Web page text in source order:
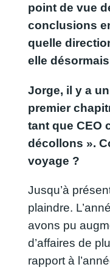
point de vue
conclusions
quelle
elle
Jorge, il y a
premier
tant que CEO
décollons ».
voyage ?
Jusqu’à
plaindre.
avons pu
d’affaires de
rapport à